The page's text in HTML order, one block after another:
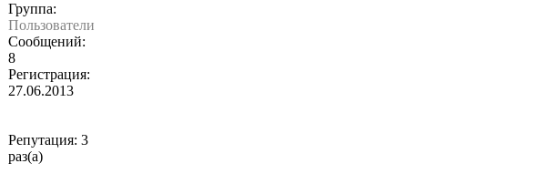
Группа:
Пользователи
Сообщений:
8
Регистрация:
27.06.2013
Репутация: 3
раз(а)